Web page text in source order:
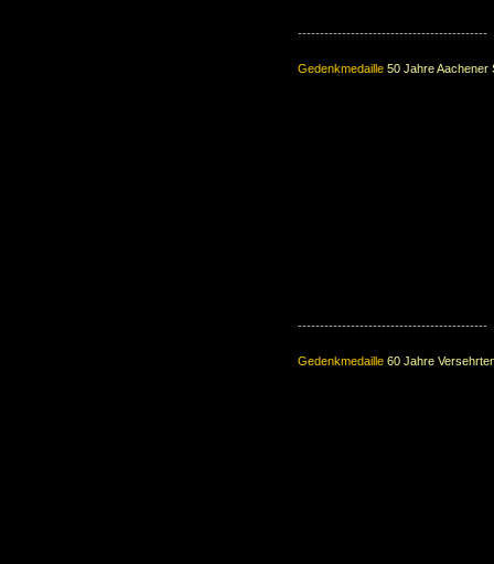
-------------------------------------------
Gedenkmedaille 50 Jahre Aachener
-------------------------------------------
Gedenkmedaille 60 Jahre